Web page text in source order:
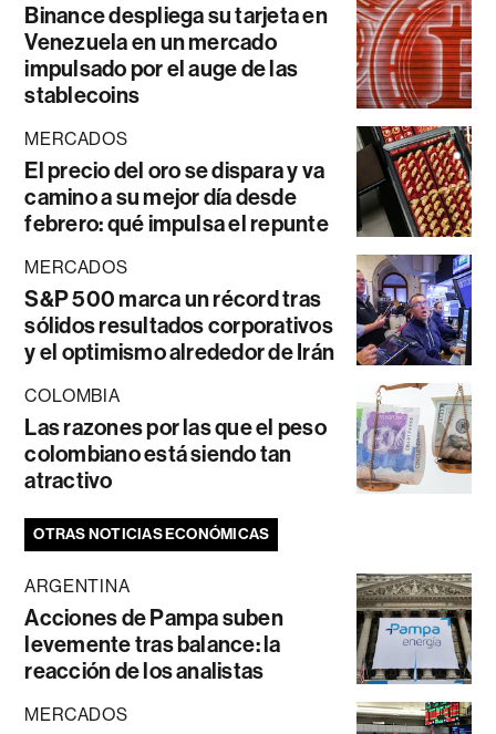
Binance despliega su tarjeta en
Venezuela en un mercado
impulsado por el auge de las
stablecoins
MERCADOS
El precio del oro se dispara y va
camino a su mejor día desde
febrero: qué impulsa el repunte
MERCADOS
S&P 500 marca un récord tras
sólidos resultados corporativos
y el optimismo alrededor de Irán
COLOMBIA
Las razones por las que el peso
colombiano está siendo tan
atractivo
OTRAS NOTICIAS ECONÓMICAS
ARGENTINA
Acciones de Pampa suben
levemente tras balance: la
reacción de los analistas
MERCADOS